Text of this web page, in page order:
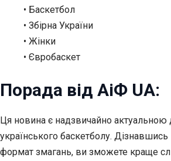
• Баскетбол
• Збірна України
• Жінки
• Євробаскет
Порада від АіФ UA:
Ця новина є надзвичайно актуальною
українського баскетболу.
формат змагань, ви зможете краще